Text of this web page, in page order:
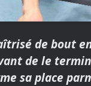
de bout
de le
sa place